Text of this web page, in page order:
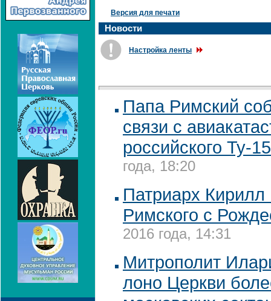
Версия для печати
Новости
Настройка ленты
Папа Римский
связи с
российского Ту-
года, 18:20
Патриарх Кирилл
Римского с
2016 года, 14:31
Митрополит
лоно Церкви